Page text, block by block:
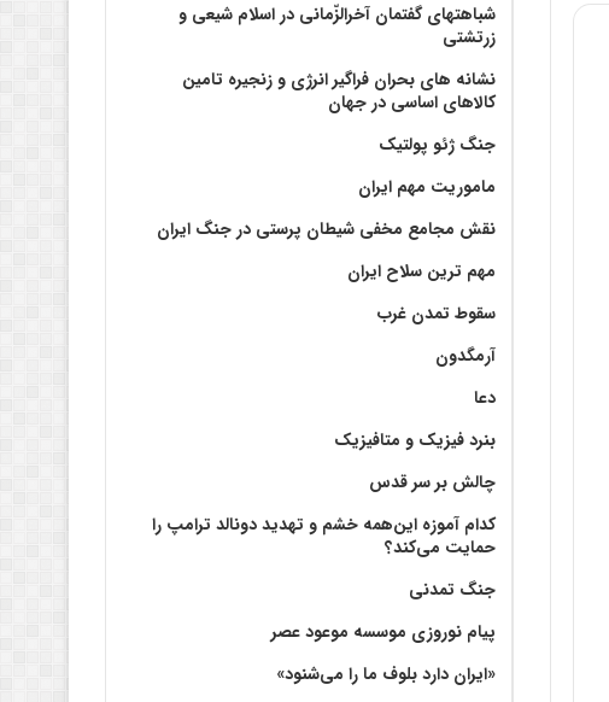
شباهتهای گفتمان آخر‌الزّمانی در اسلام شیعی و
زرتشتی
نشانه های بحران فراگیر انرژی و زنجیره تامین
کالاهای اساسی در جهان
جنگ ژئو پولتیک
ماموریت مهم ایران
نقش مجامع مخفی شیطان پرستی در جنگ ایران
مهم ترین سلاح ایران
سقوط تمدن غرب
آرمگدون
دعا
بنرد فیزیک و متافیزیک
چالش بر سر قدس
کدام آموزه این‌همه خشم و تهدید دونالد ترامپ را
حمایت می‌کند؟
جنگ تمدنی
پیام نوروزی موسسه موعود عصر
«ایران دارد بلوف ما را می‌شنود»